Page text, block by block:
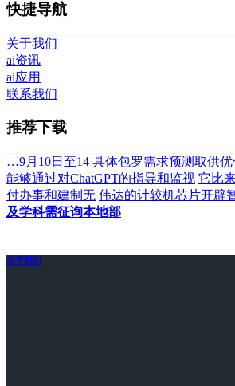
快捷导航
关于我们
ai资讯
ai应用
联系我们
推荐下载
…9月10日至14 具体包罗需求预测取供
能够通过对ChatGPT的指导和监视 它比
付办事和建制无 伟达的计较机芯片开辟
及学科需征询本地部
关于我们